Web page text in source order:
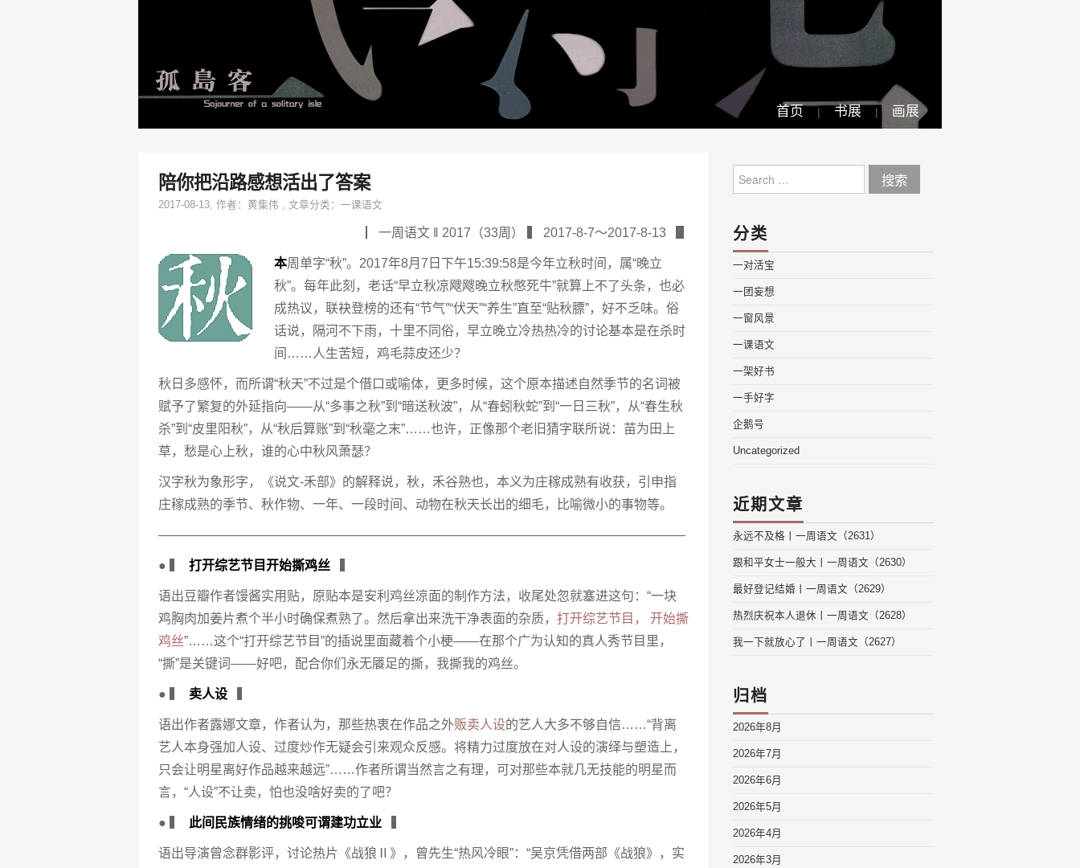
首页 书展 画展
陪你把沿路感想活出了答案
2017-08-13, 作者： 黄集伟 , 文章分类： 一课语文
▏一周语文 ‖ 2017（33周） ▍ 2017-8-7～2017-8-13 ▋
本周单字“秋”。2017年8月7日下午15:39:58是今年立秋时间，属“晚立
秋”。每年此刻，老话“早立秋凉飕飕晚立秋憋死牛”就算上不了头条，也必
成热议，联袂登榜的还有“节气”“伏天”“养生”直至“贴秋膘”，好不乏味。俗
话说，隔河不下雨，十里不同俗，早立晚立冷热热冷的讨论基本是在杀时
间……人生苦短，鸡毛蒜皮还少？
秋日多感怀，而所谓“秋天”不过是个借口或喻体，更多时候，这个原本描述自然季节的名词被
赋予了繁复的外延指向——从“多事之秋”到“暗送秋波”，从“春蚓秋蛇”到“一日三秋”，从“春生秋
杀”到“皮里阳秋”，从“秋后算账”到“秋毫之末”……也许，正像那个老旧猜字联所说：苗为田上
草，愁是心上秋，谁的心中秋风萧瑟？
汉字秋为象形字，《说文-禾部》的解释说，秋，禾谷熟也，本义为庄稼成熟有收获，引申指
庄稼成熟的季节、秋作物、一年、一段时间、动物在秋天长出的细毛，比喻微小的事物等。
—————————————————————————————————————————
● ▍ 打开综艺节目开始撕鸡丝
语出豆瓣作者馒酱实用贴，原贴本是安利鸡丝凉面的制作方法，收尾处忽就塞进这句：“一块
鸡胸肉加姜片煮个半小时确保煮熟了。然后拿出来洗干净表面的杂质， 打开综艺节目， 开始撕
鸡丝”……这个“打开综艺节目”的插说里面藏着个小梗——在那个广为认知的真人秀节目里，
“撕”是关键词——好吧，配合你们永无餍足的撕，我撕我的鸡丝。
● ▍ 卖人设
语出作者露娜文章，作者认为，那些热衷在作品之外贩卖人设的艺人大多不够自信……“背离
艺人本身强加人设、过度炒作无疑会引来观众反感。将精力过度放在对人设的演绎与塑造上，
只会让明星离好作品越来越远”……作者所谓当然言之有理，可对那些本就几无技能的明星而
言，“人设”不让卖，怕也没啥好卖的了吧？
● ▍ 此间民族情绪的挑唆可谓建功立业
语出导演曾念群影评，讨论热片《战狼Ⅱ》，曾先生“热风冷眼”：“吴京凭借两部《战狼》，实
for:
分类
一对活宝
一团妄想
一窗风景
一课语文
一架好书
一手好字
企鹅号
Uncategorized
近期文章
永远不及格丨一周语文（2631）
跟和平女士一般大丨一周语文（2630）
最好登记结婚丨一周语文（2629）
热烈庆祝本人退休丨一周语文（2628）
我一下就放心了丨一周语文（2627）
归档
2026年8月
2026年7月
2026年6月
2026年5月
2026年4月
2026年3月